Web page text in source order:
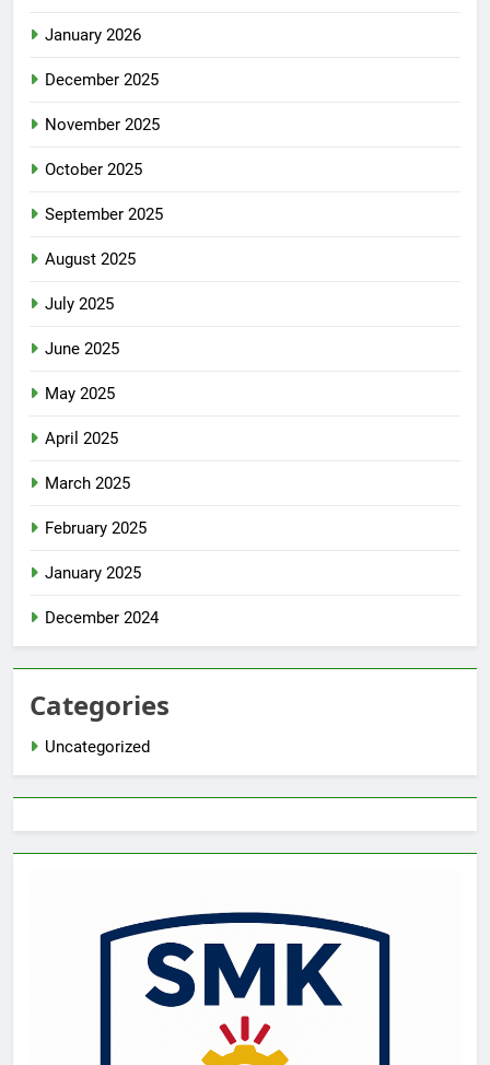
January 2026
December 2025
November 2025
October 2025
September 2025
August 2025
July 2025
June 2025
May 2025
April 2025
March 2025
February 2025
January 2025
December 2024
Categories
Uncategorized